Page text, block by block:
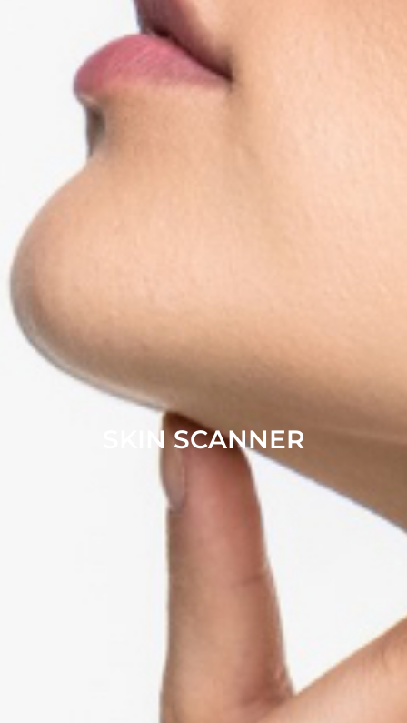
SKIN SCANNER